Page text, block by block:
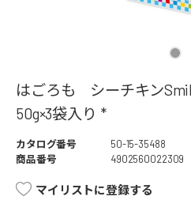
はごろも シーチキン
50g×3袋入り *
カタログ番号
50-15-35488
商品番号
4902560022309
マイリストに登録する